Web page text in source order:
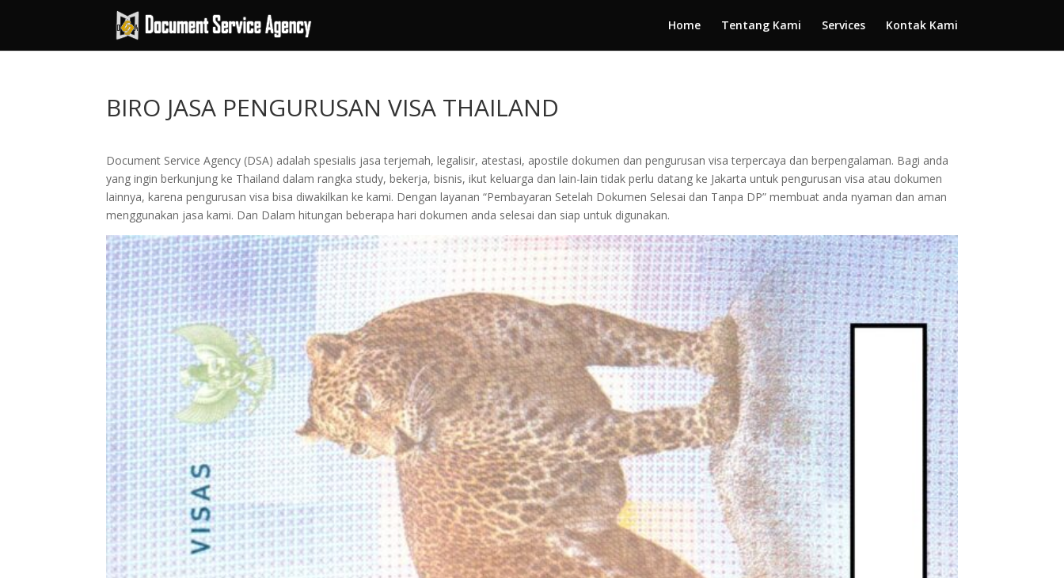
Home Tentang Kami Services Kontak Kami
BIRO JASA PENGURUSAN VISA THAILAND
Document Service Agency (DSA) adalah spesialis jasa terjemah, legalisir, atestasi, apostile dokumen dan pengurusan visa terpercaya dan berpengalaman. Bagi anda
yang ingin berkunjung ke Thailand dalam rangka study, bekerja, bisnis, ikut keluarga dan lain-lain tidak perlu datang ke Jakarta untuk pengurusan visa atau dokumen
lainnya, karena pengurusan visa bisa diwakilkan ke kami. Dengan layanan “Pembayaran Setelah Dokumen Selesai dan Tanpa DP” membuat anda nyaman dan aman
menggunakan jasa kami. Dan Dalam hitungan beberapa hari dokumen anda selesai dan siap untuk digunakan.